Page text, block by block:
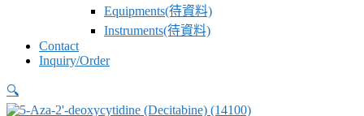
Equipments(待資料)
Instruments(待資料)
Contact
Inquiry/Order
🔍